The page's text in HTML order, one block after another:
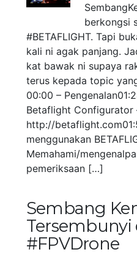
berkongsi
#BETAFLIGHT. Tapi
kali ni agak panjang.
kat bawak ni supaya
terus kepada topic
00:00 –
Betaflight Configurator
http://
menggunakan
Memahami/
pemeriksaan […]
Sembang
#FPVDrone